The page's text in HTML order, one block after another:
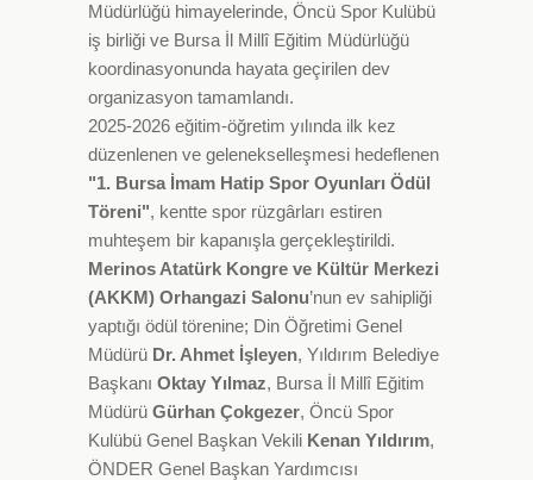
Müdürlüğü himayelerinde, Öncü Spor Kulübü
iş birliği ve Bursa İl Millî Eğitim Müdürlüğü
koordinasyonunda hayata geçirilen dev
organizasyon tamamlandı.
2025-2026 eğitim-öğretim yılında ilk kez
düzenlenen ve gelenekselleşmesi hedeflenen
"1. Bursa İmam Hatip Spor Oyunları Ödül
Töreni", kentte spor rüzgârları estiren
muhteşem bir kapanışla gerçekleştirildi.
Merinos Atatürk Kongre ve Kültür Merkezi
(AKKM) Orhangazi Salonu’nun ev sahipliği
yaptığı ödül törenine; Din Öğretimi Genel
Müdürü Dr. Ahmet İşleyen, Yıldırım Belediye
Başkanı Oktay Yılmaz, Bursa İl Millî Eğitim
Müdürü Gürhan Çokgezer, Öncü Spor
Kulübü Genel Başkan Vekili Kenan Yıldırım,
ÖNDER Genel Başkan Yardımcısı